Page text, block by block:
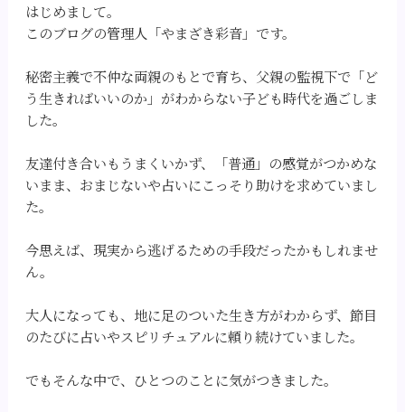
はじめまして。
このブログの管理人「やまざき彩音」です。
秘密主義で不仲な両親のもとで育ち、父親の監視下で「ど
う生きればいいのか」がわからない子ども時代を過ごしま
した。
友達付き合いもうまくいかず、「普通」の感覚がつかめな
いまま、おまじないや占いにこっそり助けを求めていまし
た。
今思えば、現実から逃げるための手段だったかもしれませ
ん。
大人になっても、地に足のついた生き方がわからず、節目
のたびに占いやスピリチュアルに頼り続けていました。
でもそんな中で、ひとつのことに気がつきました。